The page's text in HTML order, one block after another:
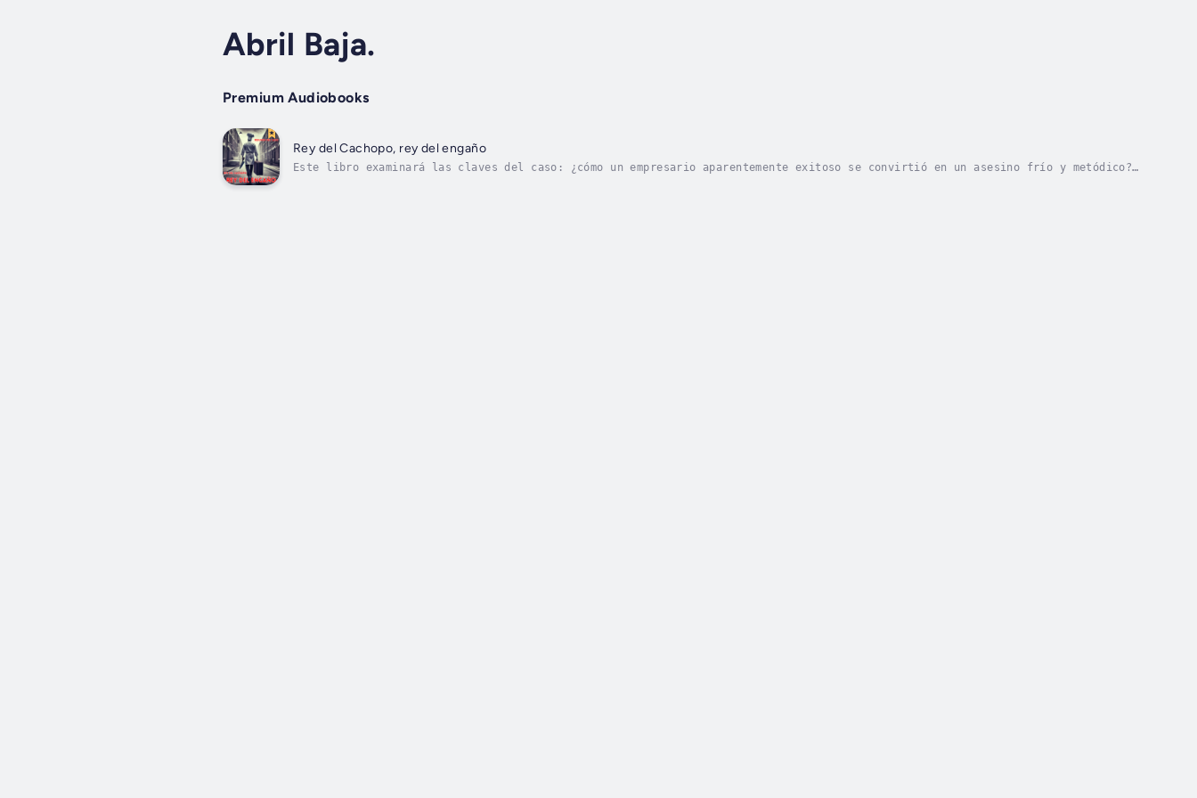
Abril Baja.
Premium Audiobooks
Rey del Cachopo, rey del engaño
Este libro examinará las claves del caso: ¿cómo un empresario aparentemente exitoso se convirtió en un asesino frío y metódico?